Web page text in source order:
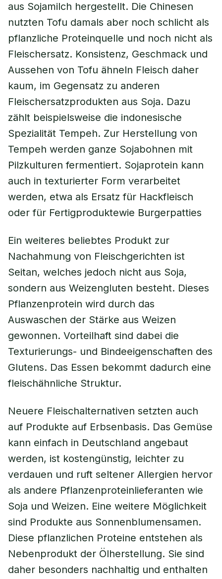
aus Sojamilch hergestellt. Die Chinesen
nutzten Tofu damals aber noch schlicht als
pflanzliche Proteinquelle und noch nicht als
Fleischersatz. Konsistenz, Geschmack und
Aussehen von Tofu ähneln Fleisch daher
kaum, im Gegensatz zu anderen
Fleischersatzprodukten aus Soja. Dazu
zählt beispielsweise die indonesische
Spezialität Tempeh. Zur Herstellung von
Tempeh werden ganze Sojabohnen mit
Pilzkulturen fermentiert. Sojaprotein kann
auch in texturierter Form verarbeitet
werden, etwa als Ersatz für Hackfleisch
oder für Fertigproduktewie Burgerpatties
Ein weiteres beliebtes Produkt zur
Nachahmung von Fleischgerichten ist
Seitan, welches jedoch nicht aus Soja,
sondern aus Weizengluten besteht. Dieses
Pflanzenprotein wird durch das
Auswaschen der Stärke aus Weizen
gewonnen. Vorteilhaft sind dabei die
Texturierungs- und Bindeeigenschaften des
Glutens. Das Essen bekommt dadurch eine
fleischähnliche Struktur.
Neuere Fleischalternativen setzten auch
auf Produkte auf Erbsenbasis. Das Gemüse
kann einfach in Deutschland angebaut
werden, ist kostengünstig, leichter zu
verdauen und ruft seltener Allergien hervor
als andere Pflanzenproteinlieferanten wie
Soja und Weizen. Eine weitere Möglichkeit
sind Produkte aus Sonnenblumensamen.
Diese pflanzlichen Proteine entstehen als
Nebenprodukt der Ölherstellung. Sie sind
daher besonders nachhaltig und enthalten